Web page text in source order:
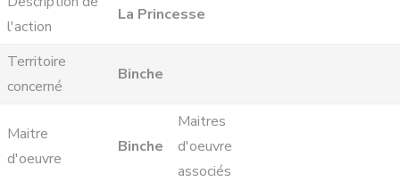
l'action
La Princesse
Territoire
concerné
Binche
Maitre
d'oeuvre
Binche
Maitres
d'oeuvre
associés